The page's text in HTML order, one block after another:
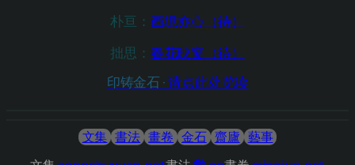
朴亘 ：画境亦心（待）
拙思 ：春花映窗 （待）
印铸金石 ·请点此处览读
文集 書法 畫卷 金石 齋廬 藝事